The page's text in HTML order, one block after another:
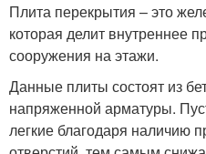
Плита перекрытия – это
которая делит внутреннее
сооружения на этажи.
Данные плиты состоят из
напряженной арматуры.
легкие благодаря наличию